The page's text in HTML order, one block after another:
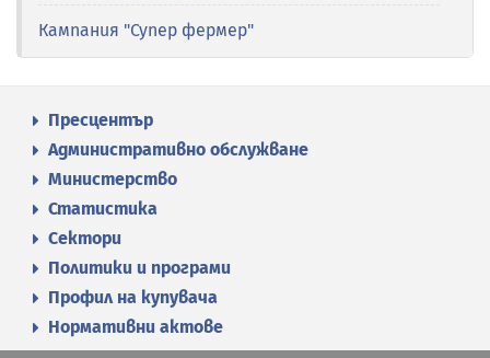
Кампания "Супер фермер"
Пресцентър
Административно обслужване
Министерство
Статистика
Сектори
Политики и програми
Профил на купувача
Нормативни актове